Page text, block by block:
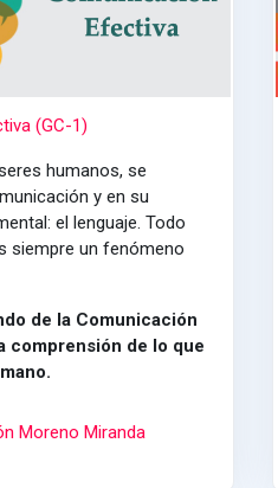
(GC-1)
humanos, se
y en su
el lenguaje. Todo
siempre un fenómeno
de la Comunicación
comprensión de lo que
Moreno Miranda